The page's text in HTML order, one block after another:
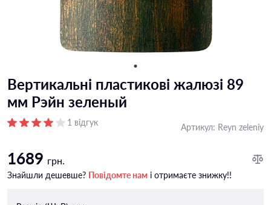
Вертикальні пластикові жалюзі 89
мм Рэйн зеленый
1 відгук Артикул: Reyn zeleniy
1689 грн.
Знайшли дешевше? Повідомте нам і отримаєте знижку!!